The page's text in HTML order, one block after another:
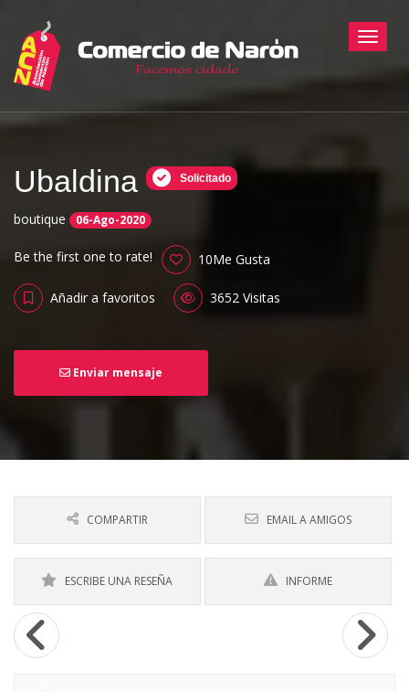
Ubaldina Solicitado
boutique 06-Ago-2020
Be the first one to rate! 10Me Gusta
Añadir a favoritos 3652 Visitas
Enviar mensaje
COMPARTIR EMAIL A AMIGOS
ESCRIBE UNA RESEÑA INFORME